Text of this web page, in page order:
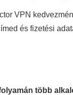
VPN
és fizetési
több